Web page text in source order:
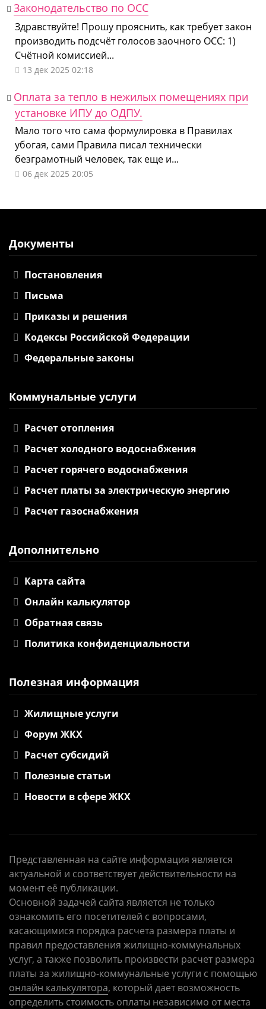
Законодательство по ОСС
Здравствуйте! Прошу прояснить, как требует закон
производить подсчёт голосов заочного ОСС: 1)
Счётной комиссией...
13 дек 2025 02:18
Оплата за тепло в нежилых помещениях при
установке ИПУ до ОДПУ.
Мало того что сама формулировка в Правилах
убогая, сами Правила писал технически
безграмотный человек, так еще и...
06 дек 2025 20:05
Документы
Постановления
Письма
Приказы и решения
Кодексы Российской Федерации
Федеральные законы
Коммунальные услуги
Расчет отопления
Расчет холодного водоснабжения
Расчет горячего водоснабжения
Расчет платы за электрическую энергию
Расчет газоснабжения
Дополнительно
Карта сайта
Онлайн калькулятор
Обратная связь
Политика конфиденциальности
Полезная информация
Жилищные услуги
Форум ЖКХ
Расчет субсидий
Полезные статьи
Новости в сфере ЖКХ
Представленная на сайте информация является
актуальной и соответствует действительности на
момент её публикации.
Основной задачей сайта является не только
ознакомить его посетителей с вопросами,
касающимися порядка расчета размера платы и
правил предоставления жилищно-коммунальных
услуг, а также позволить произвести расчет размера
платы за жилищно-коммунальные услуги с помощью
онлайн калькулятора, который дает возможность
определить стоимость оплаты независимо от места